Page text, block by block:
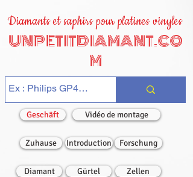
Diamants et saphirs pour platines vinyles
UNPETITDIAMANT.CO
M
Geschäft Vidéo de montage
Zuhause Introduction Forschung
Diamant Gürtel Zellen